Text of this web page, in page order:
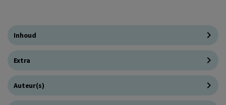
Inhoud
Extra
Auteur(s)